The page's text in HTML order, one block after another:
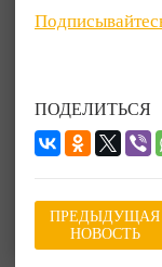
ПОДЕЛИТЬСЯ
ПРЕДЫДУЩАЯ
НОВОСТЬ